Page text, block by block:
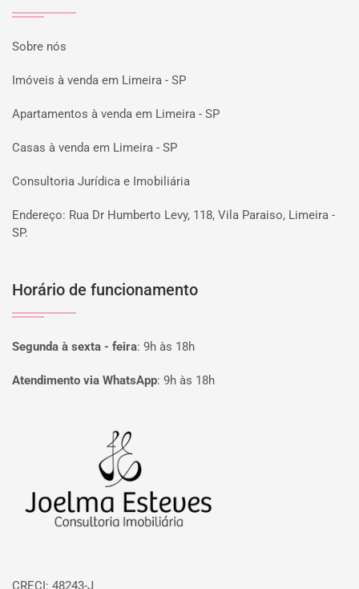
Sobre nós
Imóveis à venda em Limeira - SP
Apartamentos à venda em Limeira - SP
Casas à venda em Limeira - SP
Consultoria Jurídica e Imobiliária
Endereço: Rua Dr Humberto Levy, 118, Vila Paraiso, Limeira -
SP.
Horário de funcionamento
Segunda à sexta - feira: 9h às 18h
Atendimento via WhatsApp: 9h às 18h
CRECI: 48243-J